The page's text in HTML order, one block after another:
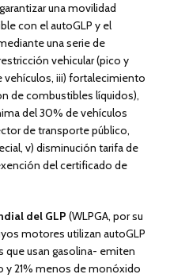
una movilidad
con el autoGLP y el
una serie de
vehicular (pico y
vehículos, iii) fortalecimiento
de combustibles líquidos),
del 30% de vehículos
de transporte público,
v) disminución tarifa de
del certificado de
del GLP (WLPGA, por su
motores utilizan autoGLP
que usan gasolina- emiten
y 21% menos de monóxido